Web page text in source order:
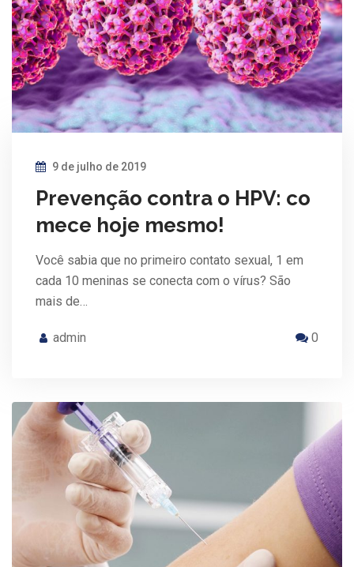
9 de julho de 2019
Prevenção contra o HPV: co
mece hoje mesmo!
Você sabia que no primeiro contato sexual, 1 em
cada 10 meninas se conecta com o vírus? São
mais de…
admin 0